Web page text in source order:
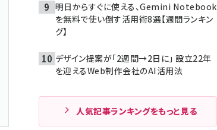
明日からすぐに使える、Gemini Notebook
を無料で使い倒す活用術8選【週間ランキン
グ】
デザイン提案が「2週間→2日に」 設立22年
を迎えるWeb制作会社のAI活用法
人気記事ランキングをもっと見る